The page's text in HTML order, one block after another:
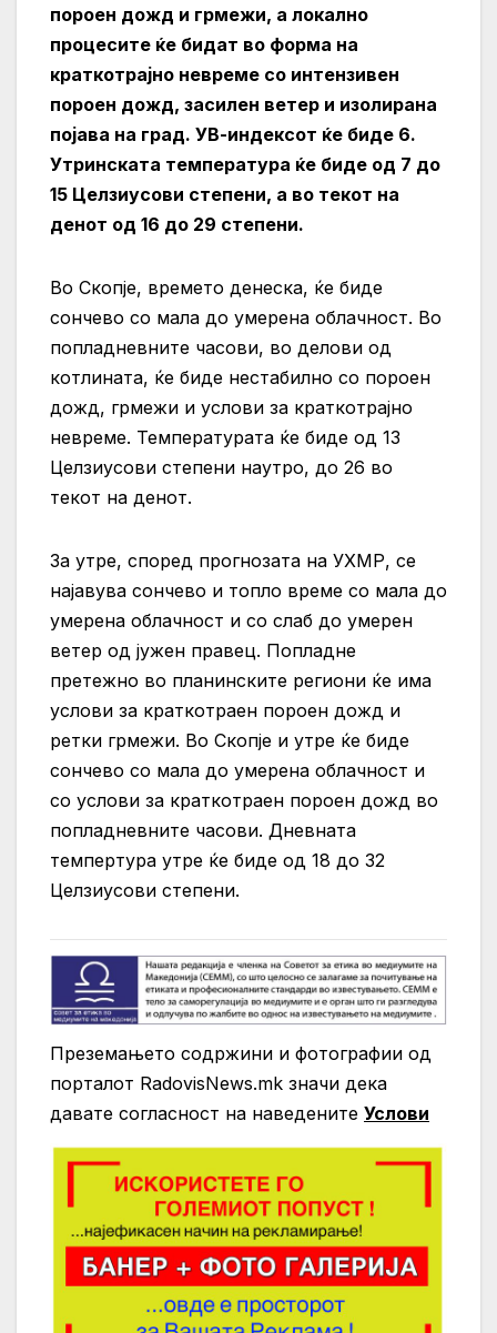
пороен дожд и грмежи, а локално
процесите ќе бидат во форма на
краткотрајно невреме со интензивен
пороен дожд, засилен ветер и изолирана
појава на град. УВ-индексот ќе биде 6.
Утринската температура ќе биде од 7 до
15 Целзиусови степени, а во текот на
денот од 16 до 29 степени.
Во Скопје, времето денеска, ќе биде
сончево со мала до умерена облачност. Во
попладневните часови, во делови од
котлината, ќе биде нестабилно со пороен
дожд, грмежи и услови за краткотрајно
невреме. Температурата ќе биде од 13
Целзиусови степени наутро, до 26 во
текот на денот.
За утре, според прогнозата на УХМР, се
најавува сончево и топло време со мала до
умерена облачност и со слаб до умерен
ветер од јужен правец. Попладне
претежно во планинските региони ќе има
услови за краткотраен пороен дожд и
ретки грмежи. Во Скопје и утре ќе биде
сончево со мала до умерена облачност и
со услови за краткотраен пороен дожд во
попладневните часови. Дневната
темпертура утре ќе биде од 18 до 32
Целзиусови степени.
Преземањето содржини и фотографии од
порталот RadovisNews.mk значи дека
давате согласност на нaведените Услови